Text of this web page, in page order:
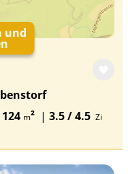
und
124 m² | 3.5 / 4.5 Zi